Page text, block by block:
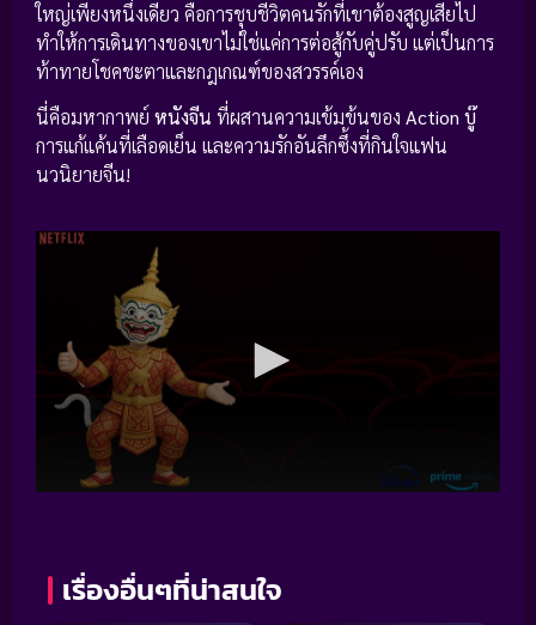
ใหญ่เพียงหนึ่งเดียว คือการชุบชีวิตคนรักที่เขาต้องสูญเสียไป
ทำให้การเดินทางของเขาไม่ใช่แค่การต่อสู้กับคู่ปรับ แต่เป็นการ
ท้าทายโชคชะตาและกฎเกณฑ์ของสวรรค์เอง
นี่คือมหากาพย์ หนังจีน ที่ผสานความเข้มข้นของ Action บู๊
การแก้แค้นที่เลือดเย็น และความรักอันลึกซึ้งที่กินใจแฟน
นวนิยายจีน!
เรื่องอื่นๆที่น่าสนใจ